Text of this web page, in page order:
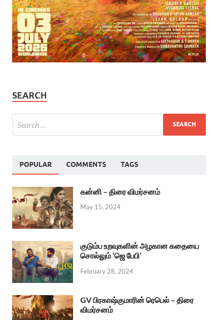
SEARCH
POPULAR COMMENTS TAGS
கன்னி – திரை விமர்சனம்
May 15, 2024
குடும்ப உறவுகளின் அழகான கதையை
சொல்லும் ‘ஜெ பேபி’
February 28, 2024
GV பிரகாஷ்குமாரின் ரெபெல் – திரை
விமர்சனம்